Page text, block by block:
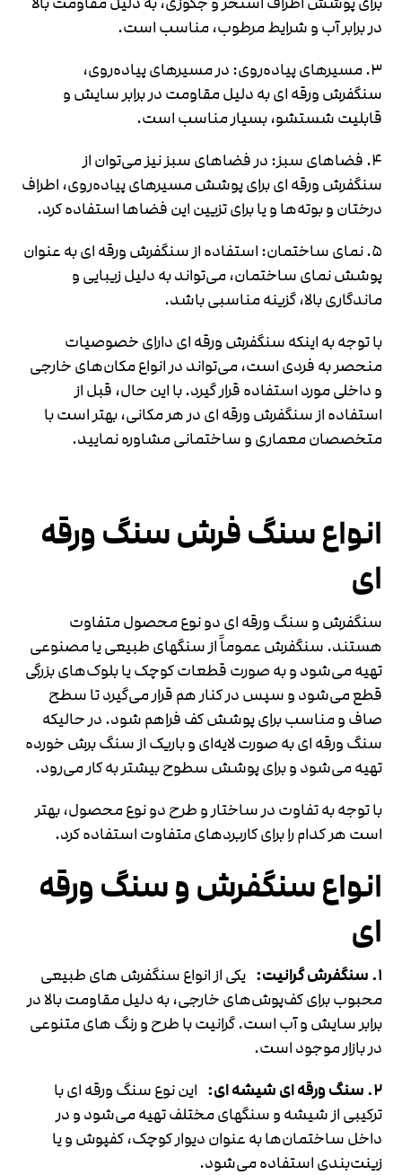
در برابر آب و شرایط مرطوب، مناسب است.
۳. مسیرهای پیاده‌روی: در مسیرهای پیاده‌روی،
سنگفرش ورقه ای به دلیل مقاومت در برابر سایش و
قابلیت شستشو، بسیار مناسب است.
۴. فضاهای سبز: در فضاهای سبز نیز می‌توان از
سنگفرش ورقه ای برای پوشش مسیرهای پیاده‌روی، اطراف
درختان و بوته‌ها و یا برای تزیین این فضاها استفاده کرد.
۵. نمای ساختمان: استفاده از سنگفرش ورقه ای به عنوان
پوشش نمای ساختمان، می‌تواند به دلیل زیبایی و
ماندگاری بالا، گزینه مناسبی باشد.
با توجه به اینکه سنگفرش ورقه ای دارای خصوصیات
منحصر به فردی است، می‌تواند در انواع مکان‌های خارجی
و داخلی مورد استفاده قرار گیرد. با این حال، قبل از
استفاده از سنگفرش ورقه ای در هر مکانی، بهتر است با
متخصصان معماری و ساختمانی مشاوره نمایید.
انواع سنگ فرش سنگ ورقه
ای
سنگفرش و سنگ ورقه ای دو نوع محصول متفاوت
هستند. سنگفرش عموماً از سنگهای طبیعی یا مصنوعی
تهیه می‌شود و به صورت قطعات کوچک یا بلوک‌های بزرگی
قطع می‌شود و سپس در کنار هم قرار می‌گیرد تا سطح
صاف و مناسب برای پوشش کف فراهم شود. در حالیکه
سنگ ورقه ای به صورت لایه‌ای و باریک از سنگ برش خورده
تهیه می‌شود و برای پوشش سطوح بیشتر به کار می‌رود.
با توجه به تفاوت در ساختار و طرح دو نوع محصول، بهتر
است هر کدام را برای کاربردهای متفاوت استفاده کرد.
انواع سنگفرش و سنگ ورقه
ای
۱. سنگفرش گرانیت:
یکی از انواع سنگفرش های طبیعی
محبوب برای کف‌پوش‌های خارجی، به دلیل مقاومت بالا در
برابر سایش و آب است. گرانیت با طرح و رنگ های متنوعی
در بازار موجود است.
۲. سنگ ورقه ای شیشه ای:
این نوع سنگ ورقه ای با
ترکیبی از شیشه و سنگهای مختلف تهیه می‌شود و در
داخل ساختمان‌ها به عنوان دیوار کوچک، کفپوش و یا
زینت‌بندی استفاده می‌شود.